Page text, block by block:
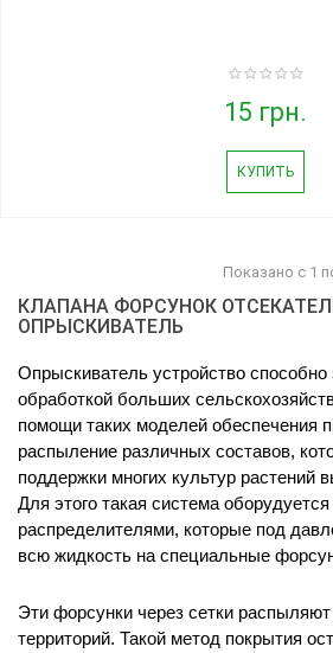
15 грн.
КУПИТЬ
Показано с 1
КЛАПАНА ФОРСУНОК
ОПРЫСКИВАТЕЛЬ
Опрыскиватель устройство способно
обработкой больших
помощи таких моделей обеспечения
распыление различных составов,
поддержки многих культур растений
Для этого такая система
распределителями, которые под
всю жидкость на специальные
Эти форсунки через сетки
территорий. Такой метод покрытия